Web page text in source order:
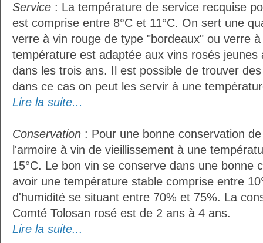
Service : La température de service recquise
est comprise entre 8°C et 11°C. On sert une
verre à vin rouge de type "bordeaux" ou verre
température est adaptée aux vins rosés jeunes
dans les trois ans. Il est possible de trouver
dans ce cas on peut les servir à une
Lire la suite...
Conservation : Pour une bonne conservation
l'armoire à vin de vieillissement à une
15°C. Le bon vin se conserve dans une bonne
avoir une température stable comprise entre
d'humidité se situant entre 70% et 75%. La
Comté Tolosan rosé est de 2 ans à 4 ans.
Lire la suite...